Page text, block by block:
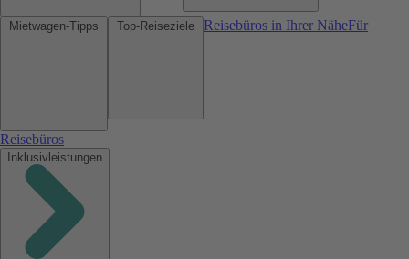
Reisebüros in Ihrer NäheFür
Reisebüros
Inklusivleistungen